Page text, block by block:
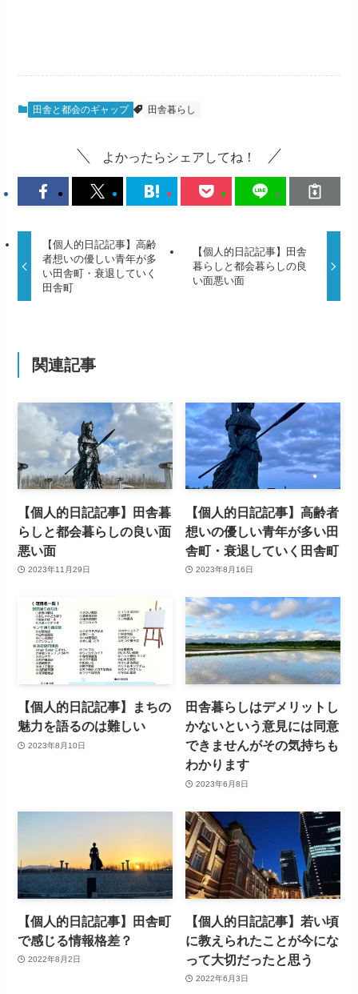
田舎と都会のギャップ 田舎暮らし
よかったらシェアしてね！
【個人的日記記事】高齢
者想いの優しい青年が多
い田舎町・衰退していく
田舎町
【個人的日記記事】田舎
暮らしと都会暮らしの良
い面悪い面
関連記事
【個人的日記記事】田舎暮
らしと都会暮らしの良い面
悪い面
2023年11月29日
【個人的日記記事】高齢者
想いの優しい青年が多い田
舎町・衰退していく田舎町
2023年8月16日
【個人的日記記事】まちの
魅力を語るのは難しい
2023年8月10日
田舎暮らしはデメリットし
かないという意見には同意
できませんがその気持ちも
わかります
2023年6月8日
【個人的日記記事】田舎町
で感じる情報格差？
2022年8月2日
【個人的日記記事】若い頃
に教えられたことが今にな
って大切だったと思う
2022年6月3日